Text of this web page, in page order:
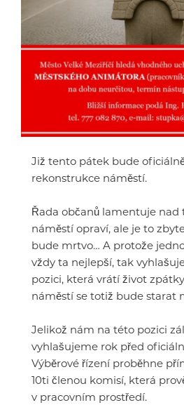
Již tento pátek bude
rekonstrukce náměstí.
Řada občanů lamentuje nad
náměstí opraví, ale je to
bude mrtvo… A protože
vždy ta nejlepší, tak
pozici, která vrátí život
náměstí se totiž bude starat
Jelikož nám na této pozici
vyhlašujeme rok před
Výběrové řízení proběhne
10ti členou komisí, která
v pracovním prostředí.